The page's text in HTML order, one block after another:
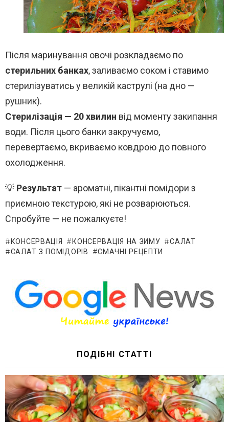
Після маринування овочі розкладаємо по
стерильних банках, заливаємо соком і ставимо
стерилізуватись у великій каструлі (на дно —
рушник).
Стерилізація — 20 хвилин від моменту закипання
води. Після цього банки закручуємо,
перевертаємо, вкриваємо ковдрою до повного
охолодження.
💡 Результат — ароматні, пікантні помідори з
приємною текстурою, які не розварюються.
Спробуйте — не пожалкуєте!
КОНСЕРВАЦІЯ КОНСЕРВАЦІЯ НА ЗИМУ
САЛАТ
САЛАТ З ПОМІДОРІВ
СМАЧНІ РЕЦЕПТИ
ПОДІБНІ СТАТТІ